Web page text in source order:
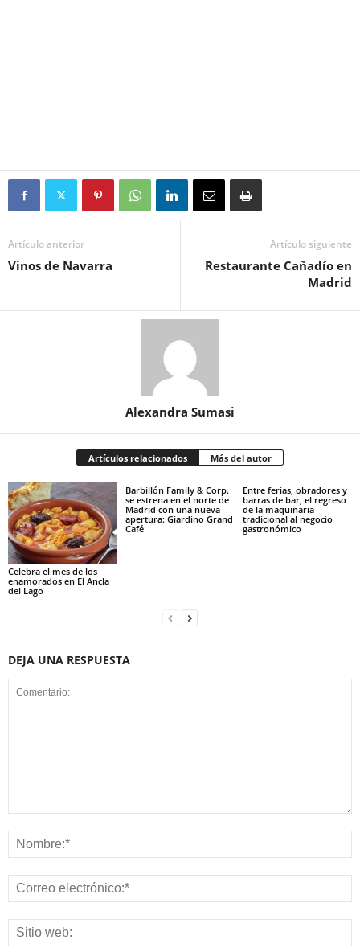
Artículo anterior
Vinos de Navarra
Artículo siguiente
Restaurante Cañadío en
Madrid
Alexandra Sumasi
Artículos relacionados Más del autor
Celebra el mes de los
enamorados en El Ancla
del Lago
Barbillón Family & Corp.
se estrena en el norte de
Madrid con una nueva
apertura: Giardino Grand
Café
Entre ferias, obradores y
barras de bar, el regreso
de la maquinaria
tradicional al negocio
gastronómico
DEJA UNA RESPUESTA